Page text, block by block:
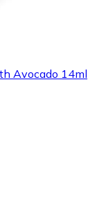
Avocado 14ml